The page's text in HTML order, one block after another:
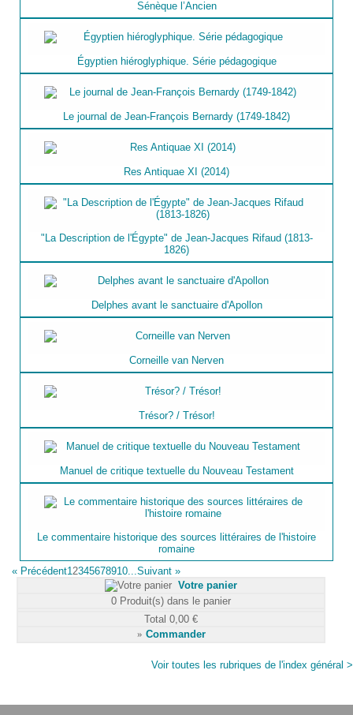
Sénèque l’Ancien
Égyptien hiéroglyphique. Série pédagogique
Le journal de Jean-François Bernardy (1749-1842)
Res Antiquae XI (2014)
"La Description de l'Égypte" de Jean-Jacques Rifaud (1813-
1826)
Delphes avant le sanctuaire d'Apollon
Corneille van Nerven
Trésor? / Trésor!
Manuel de critique textuelle du Nouveau Testament
Le commentaire historique des sources littéraires de l'histoire
romaine
« Précédent12345678910...Suivant »
Votre panier
0 Produit(s) dans le panier
Total 0,00 €
» Commander
Voir toutes les rubriques de l'index général >